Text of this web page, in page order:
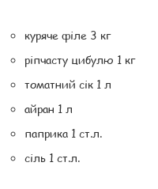
куряче філе 3 кг
ріпчасту цибулю 1 кг
томатний сік 1 л
айран 1 л
паприка 1 ст.л.
сіль 1 ст.л.